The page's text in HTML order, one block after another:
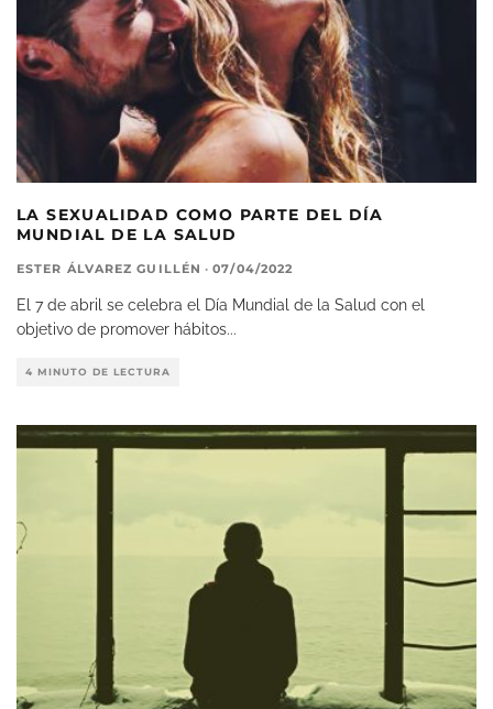
LA SEXUALIDAD COMO PARTE DEL DÍA
MUNDIAL DE LA SALUD
ESTER ÁLVAREZ GUILLÉN · 07/04/2022
El 7 de abril se celebra el Día Mundial de la Salud con el
objetivo de promover hábitos...
4 MINUTO DE LECTURA